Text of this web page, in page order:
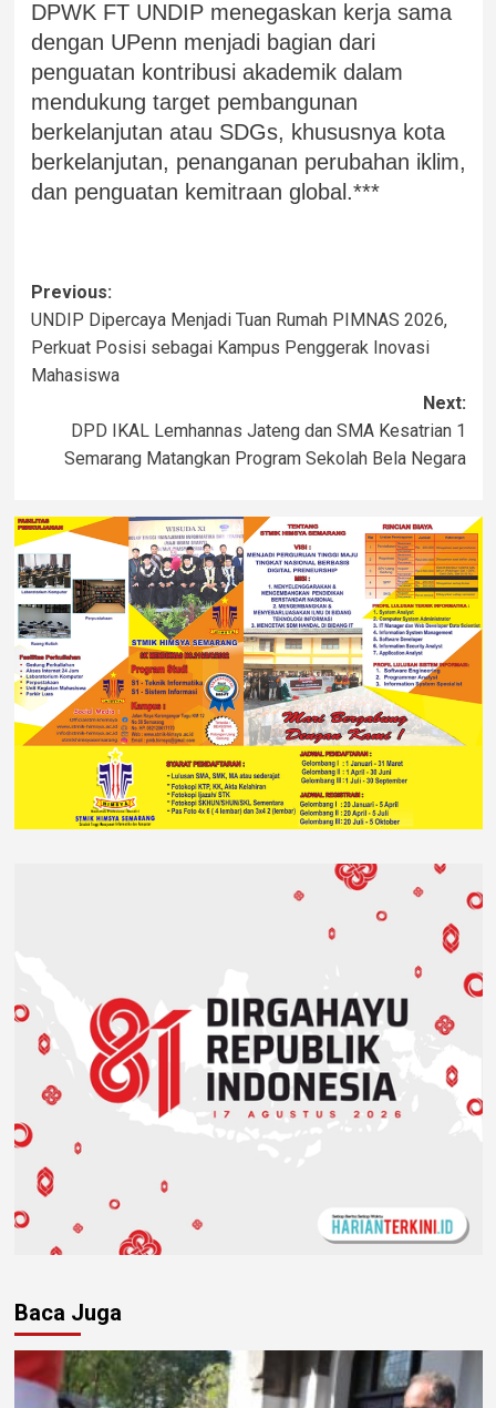
DPWK FT UNDIP menegaskan kerja sama
dengan UPenn menjadi bagian dari
penguatan kontribusi akademik dalam
mendukung target pembangunan
berkelanjutan atau SDGs, khususnya kota
berkelanjutan, penanganan perubahan iklim,
dan penguatan kemitraan global.***
Previous:
UNDIP Dipercaya Menjadi Tuan Rumah PIMNAS 2026,
Perkuat Posisi sebagai Kampus Penggerak Inovasi
Mahasiswa
Next:
DPD IKAL Lemhannas Jateng dan SMA Kesatrian 1
Semarang Matangkan Program Sekolah Bela Negara
Baca Juga